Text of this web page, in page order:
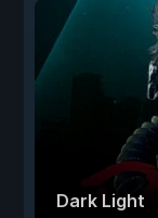
Dark Light